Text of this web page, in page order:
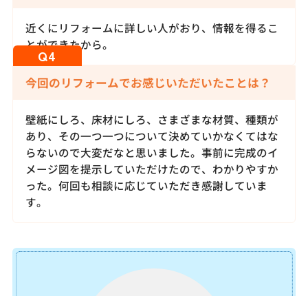
近くにリフォームに詳しい人がおり、情報を得るこ
とができたから。
今回のリフォームでお感じいただいたことは？
壁紙にしろ、床材にしろ、さまざまな材質、種類が
あり、その一つ一つについて決めていかなくてはな
らないので大変だなと思いました。事前に完成のイ
メージ図を提示していただけたので、わかりやすか
った。何回も相談に応じていただき感謝していま
す。